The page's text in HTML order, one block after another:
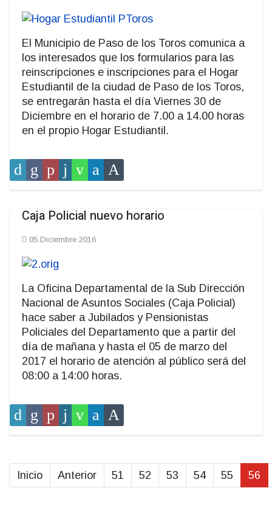
El Municipio de Paso de los Toros comunica a
los interesados que los formularios para las
reinscripciones e inscripciones para el Hogar
Estudiantil de la ciudad de Paso de los Toros,
se entregarán hasta el día Viernes 30 de
Diciembre en el horario de 7.00 a 14.00 horas
en el propio Hogar Estudiantil.
Caja Policial nuevo horario
05 Diciembre 2016
La Oficina Departamental de la Sub Dirección
Nacional de Asuntos Sociales (Caja Policial)
hace saber a Jubilados y Pensionistas
Policiales del Departamento que a partir del
día de mañana y hasta el 05 de marzo del
2017 el horario de atención al público será del
08:00 a 14:00 horas.
Inicio Anterior 51 52 53 54 55 56